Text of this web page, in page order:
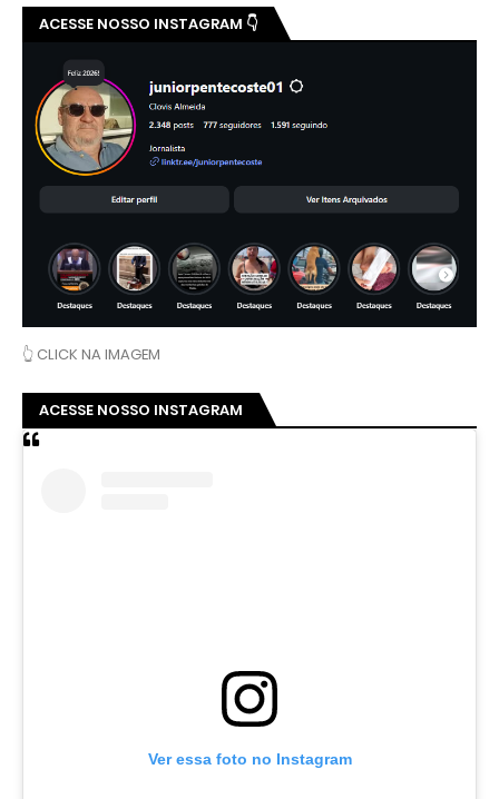
ACESSE NOSSO INSTAGRAM 👇
👆 CLICK NA IMAGEM
ACESSE NOSSO INSTAGRAM
Ver essa foto no Instagram